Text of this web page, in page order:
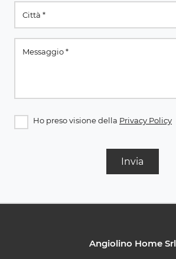
Ho preso visione della Privacy Policy
Invia
Angiolino Home Srl